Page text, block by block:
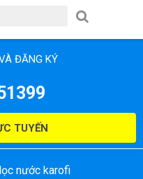
ĐĂNG KÝ
TUYẾN
nước karofi